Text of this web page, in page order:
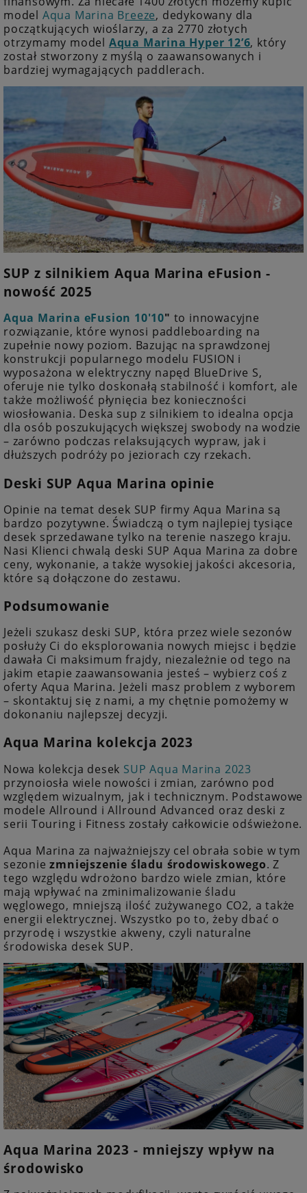
model Aqua Marina Breeze, dedykowany dla
początkujących wioślarzy, a za 2770 złotych
otrzymamy model Aqua Marina Hyper 12’6, który
został stworzony z myślą o zaawansowanych i
bardziej wymagających paddlerach.
SUP z silnikiem Aqua Marina eFusion -
nowość 2025
Aqua Marina eFusion 10'10" to innowacyjne
rozwiązanie, które wynosi paddleboarding na
zupełnie nowy poziom. Bazując na sprawdzonej
konstrukcji popularnego modelu FUSION i
wyposażona w elektryczny napęd BlueDrive S,
oferuje nie tylko doskonałą stabilność i komfort, ale
także możliwość płynięcia bez konieczności
wiosłowania. Deska sup z silnikiem to idealna opcja
dla osób poszukujących większej swobody na wodzie
– zarówno podczas relaksujących wypraw, jak i
dłuższych podróży po jeziorach czy rzekach.
Deski SUP Aqua Marina opinie
Opinie na temat desek SUP firmy Aqua Marina są
bardzo pozytywne. Świadczą o tym najlepiej tysiące
desek sprzedawane tylko na terenie naszego kraju.
Nasi Klienci chwalą deski SUP Aqua Marina za dobre
ceny, wykonanie, a także wysokiej jakości akcesoria,
które są dołączone do zestawu.
Podsumowanie
Jeżeli szukasz deski SUP, która przez wiele sezonów
posłuży Ci do eksplorowania nowych miejsc i będzie
dawała Ci maksimum frajdy, niezależnie od tego na
jakim etapie zaawansowania jesteś – wybierz coś z
oferty Aqua Marina. Jeżeli masz problem z wyborem
– skontaktuj się z nami, a my chętnie pomożemy w
dokonaniu najlepszej decyzji.
Aqua Marina kolekcja 2023
Nowa kolekcja desek SUP Aqua Marina 2023
przynoiosła wiele nowości i zmian, zarówno pod
względem wizualnym, jak i technicznym. Podstawowe
modele Allround i Allround Advanced oraz deski z
serii Touring i Fitness zostały całkowicie odświeżone.
Aqua Marina za najważniejszy cel obrała sobie w tym
sezoniezmniejszenie śladu środowiskowego. Z
tego względu wdrożono bardzo wiele zmian, które
mają wpływać na zminimalizowanie śladu
węglowego, mniejszą ilość zużywanego CO2, a także
energii elektrycznej. Wszystko po to, żeby dbać o
przyrodę i wszystkie akweny, czyli naturalne
środowiska desek SUP.
Aqua Marina 2023 - mniejszy wpływ na
środowisko